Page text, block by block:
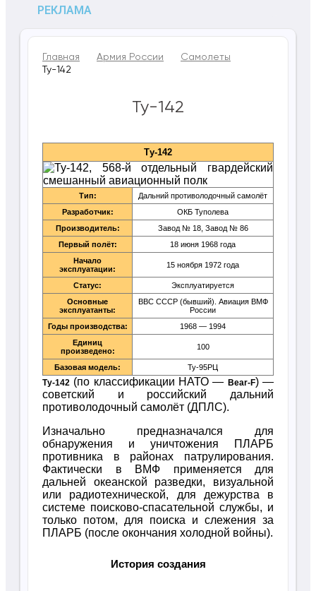
РЕКЛАМА
Главная Армия России
Самолеты
Ту-142
Ту-142
Ту-142
Тип:
Дальний противолодочный самолёт
Разработчик:
ОКБ Туполева
Производитель:
Завод № 18, Завод № 86
Первый полёт:
18 июня 1968 года
Начало
эксплуатации:
15 ноября 1972 года
Статус:
Эксплуатируется
Основные
эксплуатанты:
ВВС СССР (бывший). Авиация ВМФ
России
Годы производства:
1968 — 1994
Единиц
произведено:
100
Базовая модель: Ту-95РЦ
Ту-142 (по классификации НАТО — Bear-F) —
советский и российский дальний
противолодочный самолёт (ДПЛС).
Изначально предназначался для
обнаружения и уничтожения ПЛАРБ
противника в районах патрулирования.
Фактически в ВМФ применяется для
дальней океанской разведки, визуальной
или радиотехнической, для дежурства в
системе поисково-спасательной службы, и
только потом, для поиска и слежения за
ПЛАРБ (после окончания холодной войны).
История создания